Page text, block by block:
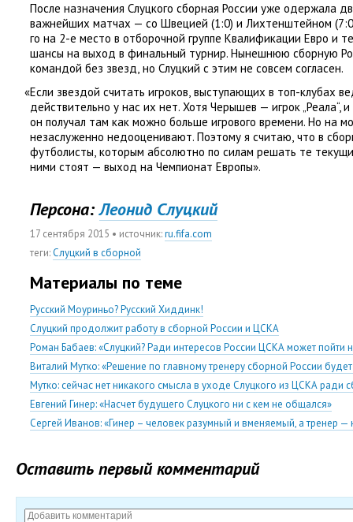
После назначения Слуцкого сборная России уже одержала
важнейших матчах — со Швецией (1:0) и Лихтенштейном (
го на 2-е место в отборочной группе Квалификации Евро и
шансы на выход в финальный турнир. Нынешнюю сборную
командой без звезд, но Слуцкий с этим не совсем согласен.
«Если звездой считать игроков, выступающих в топ-клубах
действительно у нас их нет. Хотя Черышев — игрок „Реала“,
он получал там как можно больше игрового времени. Но на
незаслуженно недооценивают. Поэтому я считаю, что в
футболисты, которым абсолютно по силам решать те
ними стоят — выход на Чемпионат Европы».
Персона: Леонид Слуцкий
17 сентября 2015 • источник:ru.fifa.com
теги: Слуцкий в сборной
Материалы по теме
Русский Моуриньо? Русский Хиддинк!
Слуцкий продолжит работу в сборной России и ЦСКА
Роман Бабаев: «Слуцкий? Ради интересов России ЦСКА может
Виталий Мутко: «Решение по главному тренеру сборной России
Мутко: сейчас нет никакого смысла в уходе Слуцкого из ЦСКА ради
Евгений Гинер: «Насчет будущего Слуцкого ни с кем не общался»
Сергей Иванов: «Гинер – человек разумный и вменяемый, а тренер —
Оставить первый комментарий